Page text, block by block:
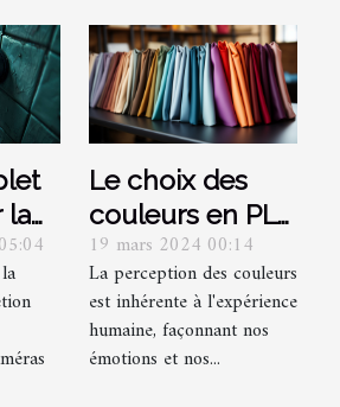
la
Le choix des
couleurs en PLV
pour un impact
maximal
19 mars 2024 00:14
La perception des couleurs
est inhérente à l'expérience
humaine, façonnant nos
émotions et nos...